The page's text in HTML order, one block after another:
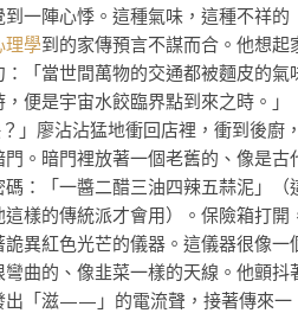
一陣心悸。這種氣味，這種不祥的
理學到的家傳預言不謀而合。他想起
「當世間萬物的交通都被麵皮的氣
便是宇宙水餃臨界點到來之時。」
」廖沾沾猛地衝回店裡，衝到後廚，
。暗門裡放著一個老舊的、像是古
：「一醬二醋三油四辣五蒜泥」（
樣的傳統派才會用）。保險箱打開
異紅色光芒的儀器。這儀器很像一
曲的、像韭菜一樣的天線。他顫抖
出「滋——」的電流聲，接著傳來一